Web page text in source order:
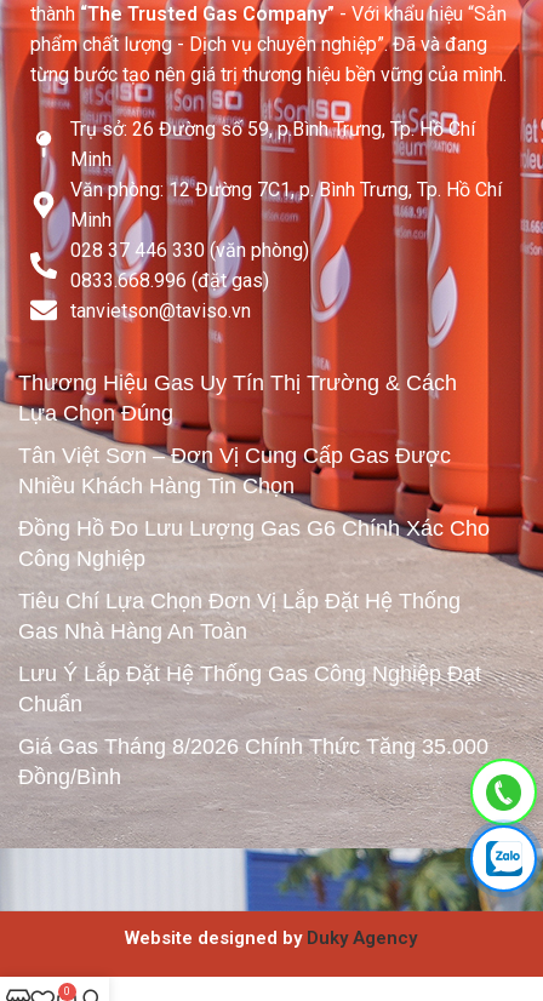
thành “The Trusted Gas Company”- Với khẩu hiệu “Sản
phẩm chất lượng - Dịch vụ chuyên nghiệp”. Đã và đang
từng bước tạo nên giá trị thương hiệu bền vững của mình.
Trụ sở: 26 Đường số 59, p.Bình Trưng, Tp. Hồ Chí
Minh
Văn phòng: 12 Đường 7C1, p. Bình Trưng, Tp. Hồ Chí
Minh
028 37 446 330 (văn phòng)
0833.668.996 (đặt gas)
tanvietson@taviso.vn​
Thương Hiệu Gas Uy Tín Thị Trường & Cách
Lựa Chọn Đúng
Tân Việt Sơn – Đơn Vị Cung Cấp Gas Được
Nhiều Khách Hàng Tin Chọn
Đồng Hồ Đo Lưu Lượng Gas G6 Chính Xác Cho
Công Nghiệp
Tiêu Chí Lựa Chọn Đơn Vị Lắp Đặt Hệ Thống
Gas Nhà Hàng An Toàn
Lưu Ý Lắp Đặt Hệ Thống Gas Công Nghiệp Đạt
Chuẩn
Giá Gas Tháng 8/2026 Chính Thức Tăng 35.000
Đồng/Bình
Website designed byDuky Agency
0